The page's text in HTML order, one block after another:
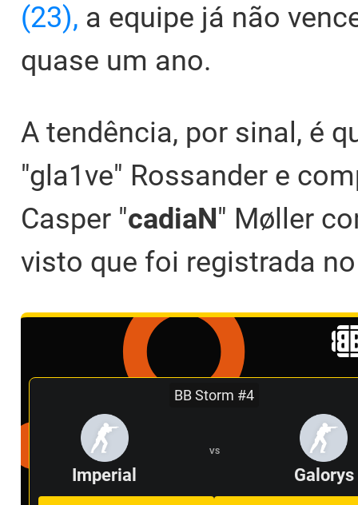
(23), a equipe já não
quase um ano.
A tendência, por sinal, é
"gla1ve" Rossander e
Casper "cadiaN" Møller
visto que foi registrada
BB Storm #4
Imperial
VS
Galorys